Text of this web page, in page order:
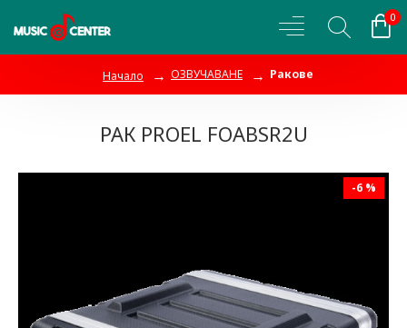
0
Начало ОЗВУЧАВАНЕ Ракове
РАК PROEL FOABSR2U
-6 %